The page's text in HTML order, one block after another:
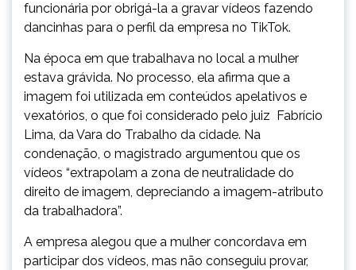
funcionária por obrigá-la a gravar vídeos fazendo
dancinhas para o perfil da empresa no TikTok.
Na época em que trabalhava no local a mulher
estava grávida. No processo, ela afirma que a
imagem foi utilizada em conteúdos apelativos e
vexatórios, o que foi considerado pelo juiz Fabrício
Lima, da Vara do Trabalho da cidade. Na
condenação, o magistrado argumentou que os
vídeos “extrapolam a zona de neutralidade do
direito de imagem, depreciando a imagem-atributo
da trabalhadora”.
A empresa alegou que a mulher concordava em
participar dos vídeos, mas não conseguiu provar,